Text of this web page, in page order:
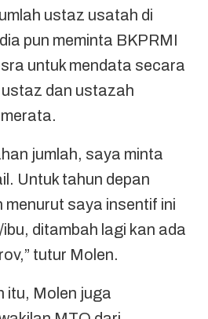
ustaz usatah di
pun meminta BKPRMI
untuk mendata secara
dan ustazah
jumlah, saya minta
Untuk tahun depan
menurut saya insentif ini
ditambah lagi kan ada
tutur Molen.
itu, Molen juga